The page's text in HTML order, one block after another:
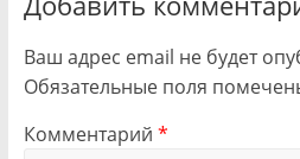
Ваш адрес email не будет
Обязательные поля
Комментарий *